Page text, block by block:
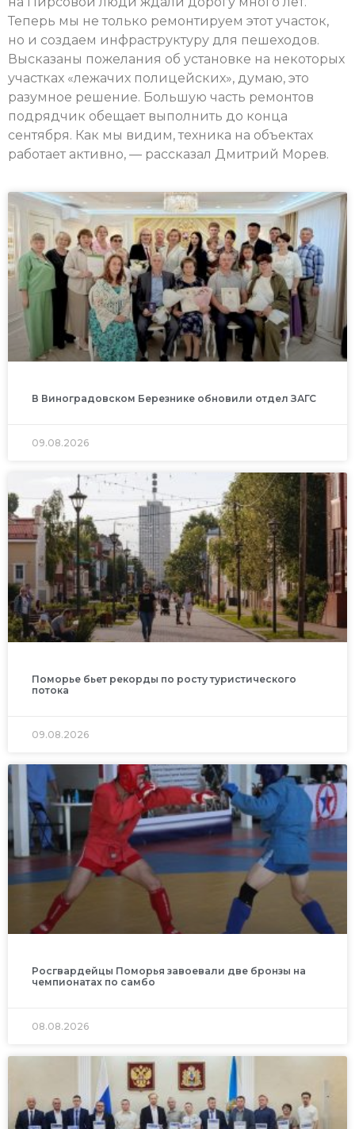
Теперь мы не только ремонтируем этот участок,
но и создаем инфраструктуру для пешеходов.
Высказаны пожелания об установке на некоторых
участках «лежачих полицейских», думаю, это
разумное решение. Большую часть ремонтов
подрядчик обещает выполнить до конца
сентября. Как мы видим, техника на объектах
работает активно, — рассказал Дмитрий Морев.
В Виноградовском Березнике обновили отдел ЗАГС
09.08.2026
Поморье бьет рекорды по росту туристического
потока
09.08.2026
Росгвардейцы Поморья завоевали две бронзы на
чемпионатах по самбо
08.08.2026